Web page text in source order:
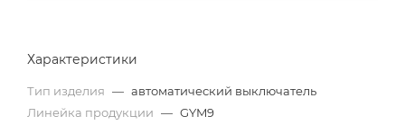
Характеристики
Тип изделия — автоматический выключатель
Линейка продукции — GYM9